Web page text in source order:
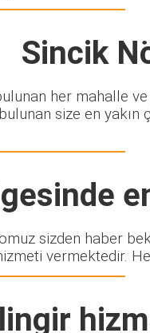
Sincik
her mahalle
size en yakın
sizden haber
vermektedir.